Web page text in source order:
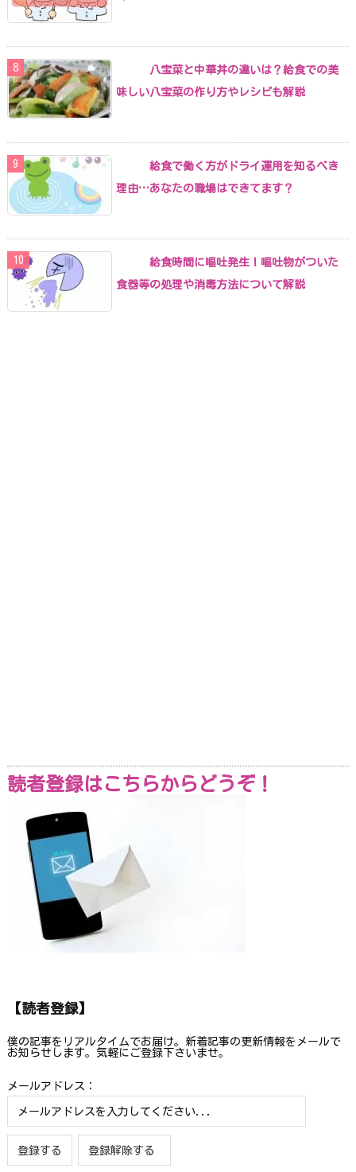
八宝菜と中華丼の違いは？給食での美
味しい八宝菜の作り方やレシピも解説
給食で働く方がドライ運用を知るべき
理由…あなたの職場はできてます？
給食時間に嘔吐発生！嘔吐物がついた
食器等の処理や消毒方法について解説
読者登録はこちらからどうぞ！
【読者登録】
僕の記事をリアルタイムでお届け。新着記事の更新情報をメールで
お知らせします。気軽にご登録下さいませ。
メールアドレス：